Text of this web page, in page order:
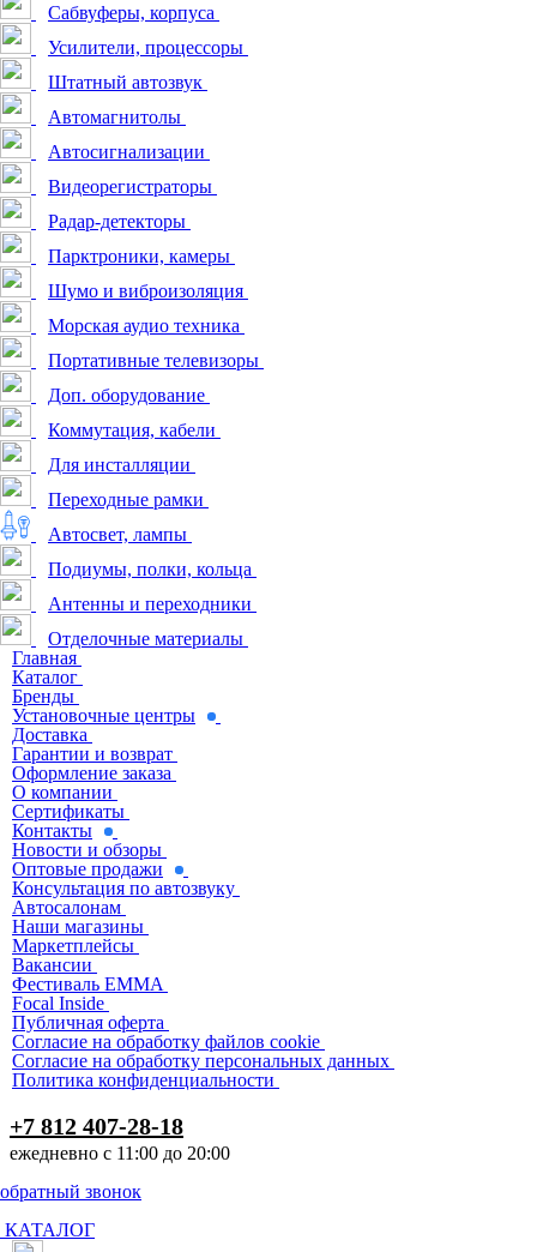
Сабвуферы, корпуса
Усилители, процессоры
Штатный автозвук
Автомагнитолы
Автосигнализации
Видеорегистраторы
Радар-детекторы
Парктроники, камеры
Шумо и виброизоляция
Морская аудио техника
Портативные телевизоры
Доп. оборудование
Коммутация, кабели
Для инсталляции
Переходные рамки
Автосвет, лампы
Подиумы, полки, кольца
Антенны и переходники
Отделочные материалы
Главная
Каталог
Бренды
Установочные центры
Доставка
Гарантии и возврат
Оформление заказа
О компании
Сертификаты
Контакты
Новости и обзоры
Оптовые продажи
Консультация по автозвуку
Автосалонам
Наши магазины
Маркетплейсы
Вакансии
Фестиваль EMMA
Focal Inside
Публичная оферта
Согласие на обработку файлов cookie
Согласие на обработку персональных данных
Политика конфиденциальности
+7 812 407-28-18
ежедневно с 11:00 до 20:00
обратный звонок
КАТАЛОГ